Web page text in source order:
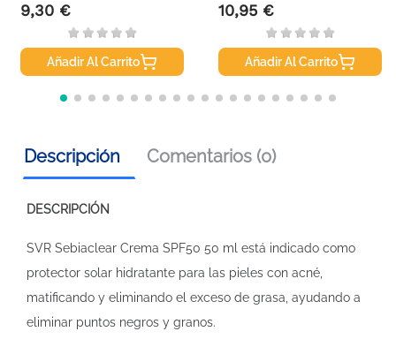
Precio
9,30 €
Añadir Al Carrito
Precio
10,95 €
Añadir Al Carrito
Descripción Comentarios (0)
DESCRIPCIÓN
SVR Sebiaclear Crema SPF50 50 ml está indicado como
protector solar hidratante para las pieles con acné,
matificando y eliminando el exceso de grasa, ayudando a
eliminar puntos negros y granos.